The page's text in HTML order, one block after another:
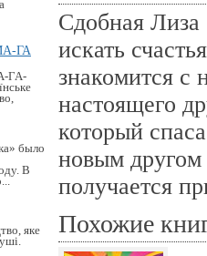
ГА
ГА-
было
В
яке
Сдобная Лиза
искать
знакомится с
настоящего
который
новым другом
получается
Похожие